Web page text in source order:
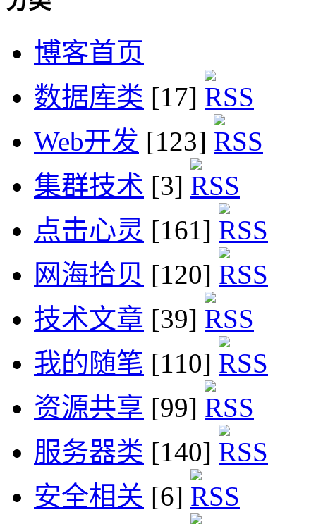
博客首页
数据库类 [17]
Web开发 [123]
集群技术 [3]
点击心灵 [161]
网海拾贝 [120]
技术文章 [39]
我的随笔 [110]
资源共享 [99]
服务器类 [140]
安全相关 [6]